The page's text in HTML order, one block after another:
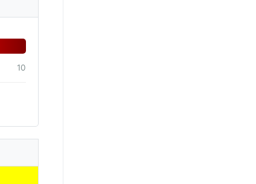
10